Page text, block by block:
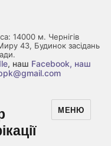
14000 м. Чернігів
43, Будинок засідань
, наш Facebook, наш
МЕНЮ